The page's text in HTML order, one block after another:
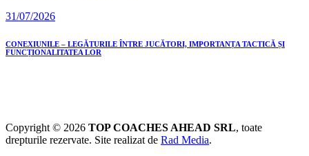
31/07/2026
CONEXIUNILE – LEGĂTURILE ÎNTRE JUCĂTORI, IMPORTANȚA TACTICĂ ȘI
FUNCȚIONALITATEA LOR
Copyright © 2026 TOP COACHES AHEAD SRL, toate
drepturile rezervate. Site realizat de Rad Media.